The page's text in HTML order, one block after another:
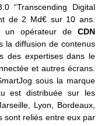
“Transcending Digital
de 2 Md€ sur 10 ans.
un opérateur de CDN
la diffusion de contenus
des expertises dans le
et autres écrans.
sous la marque
est distribuée sur les
Lyon, Bordeaux,
sont reliés entre eux par